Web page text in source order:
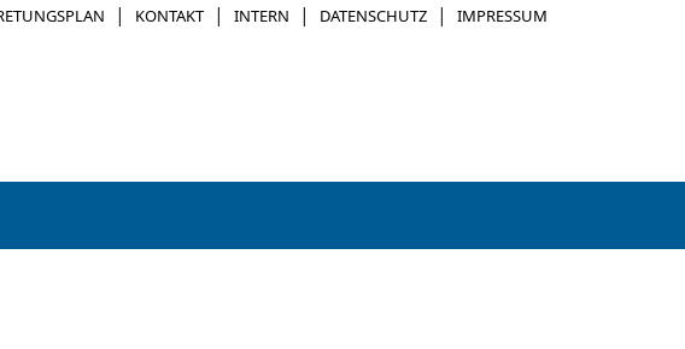
| KONTAKT | INTERN | DATENSCHUTZ | IMPRESSUM